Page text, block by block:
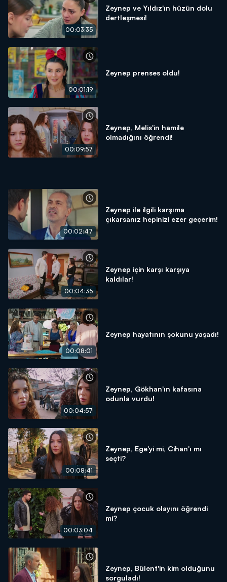
00:03:35
Zeynep ve Yıldız'ın hüzün dolu
dertleşmesi!
00:01:19
Zeynep prenses oldu!
00:09:57
Zeynep, Melis'in hamile
olmadığını öğrendi!
00:02:47
Zeynep ile ilgili karşıma
çıkarsanız hepinizi ezer geçerim!
00:04:35
Zeynep için karşı karşıya
kaldılar!
00:08:01
Zeynep hayatının şokunu yaşadı!
00:04:57
Zeynep, Gökhan'ın kafasına
odunla vurdu!
00:08:41
Zeynep, Ege'yi mi, Cihan'ı mı
seçti?
00:03:04
Zeynep çocuk olayını öğrendi
mi?
Zeynep, Bülent'in kim olduğunu
sorguladı!